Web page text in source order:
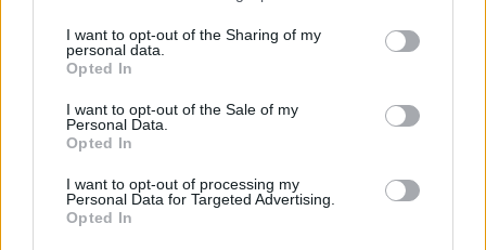
I want to opt-out of the Sharing of my
personal data.
Opted In
I want to opt-out of the Sale of my
Personal Data.
Opted In
I want to opt-out of processing my
Personal Data for Targeted Advertising.
Opted In
En skikkelig flott festkake, som rekker til mange sultne
gjester!
Les mer
Kategorier:Bløtkaker